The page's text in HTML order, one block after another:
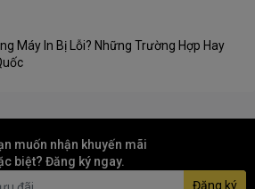
Máy In Bị Lỗi? Những Trường Hợp Hay
muốn nhận khuyến mãi
biệt? Đăng ký ngay.
Đăng ký